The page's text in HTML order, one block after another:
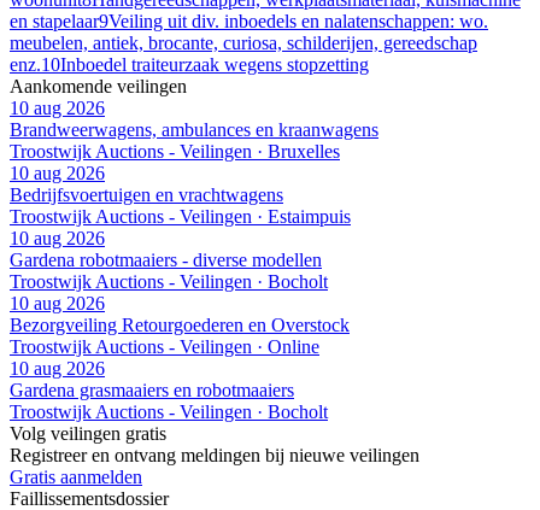
en stapelaar9Veiling uit div. inboedels en nalatenschappen: wo.
meubelen, antiek, brocante, curiosa, schilderijen, gereedschap
enz.10Inboedel traiteurzaak wegens stopzetting
Aankomende veilingen
10 aug 2026
Brandweerwagens, ambulances en kraanwagens
Troostwijk Auctions - Veilingen · Bruxelles
10 aug 2026
Bedrijfsvoertuigen en vrachtwagens
Troostwijk Auctions - Veilingen · Estaimpuis
10 aug 2026
Gardena robotmaaiers - diverse modellen
Troostwijk Auctions - Veilingen · Bocholt
10 aug 2026
Bezorgveiling Retourgoederen en Overstock
Troostwijk Auctions - Veilingen · Online
10 aug 2026
Gardena grasmaaiers en robotmaaiers
Troostwijk Auctions - Veilingen · Bocholt
Volg veilingen gratis
Registreer en ontvang meldingen bij nieuwe veilingen
Gratis aanmelden
Faillissementsdossier